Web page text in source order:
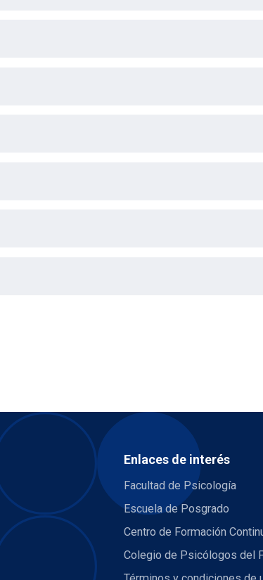
Enlaces de interés
Facultad de Psicología
Escuela de Posgrado
Centro de Formación
Colegio de Psicólogos del